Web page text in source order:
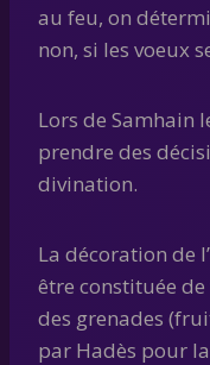
au feu, on
non, si les voeux
Lors de Samhain
prendre des
divination.
La décoration de
être constituée
des grenades
par Hadès pour